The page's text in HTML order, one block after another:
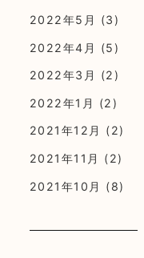
2022年5月 (3)
2022年4月 (5)
2022年3月 (2)
2022年1月 (2)
2021年12月 (2)
2021年11月 (2)
2021年10月 (8)